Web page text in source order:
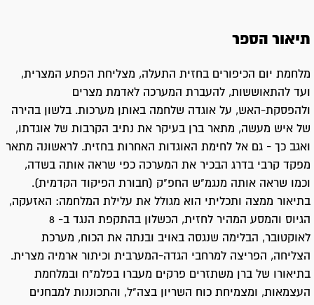
תיאור הספר
מלחמת יום הכיפורים בחזית התעלה, מצליחת הפתע המצרית,
ועד להתאוששות, להעברת המערכה לאדמת מצרים
ולהפסקת-האש, על אוגדה שלחמה באותן מערכות. בלשון בהירה
של איש מעשה, מתאר ברן בעיקר את נתיב הקרבות של אוגדתו,
ואגב כך - גם אל לחימת האוגדות האחרות בחזית. לראשונה מתאר
מפקד קרבי בדרג הבכיר את המערכה כפי שראה אותה בשדה,
וכמו שראה אותה מנגמ"ש החפ"ק (חבורת הפיקוד הקדמית).
בתיאור ממצה ותכליתי הוא מגולל את עלילת המלחמה: האזעקה,
הגיוס והמסע המהיר לחזית, הכשלון בהתקפת הנגד ב- 8
לאוקטובר, הבלימה שנגסה באויב ובנתה את הכוח, מערכת
הצליחה, הפריצה למרחבי הגדה-המערבית וכיתור ארמיה מצרית.
בתיאורו של ברן משתזרים פרקים מעברו בפלמ"ח ובמלחמת
העצמאות, ומצמיחת כוח השריון בצה"ל, והתכוננות למבחנים